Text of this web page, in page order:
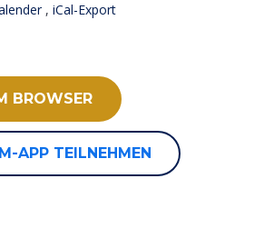
, iCal-Export
BROWSER
APP TEILNEHMEN